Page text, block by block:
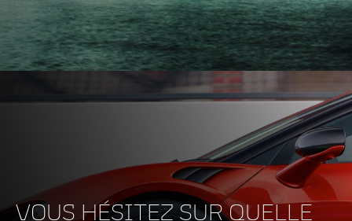
Capacité du moteur 3,799cc
VOUS HÉSITEZ SUR QUELLE